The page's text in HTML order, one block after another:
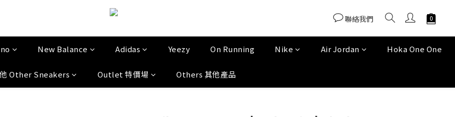
聯絡我們
New Balance Adidas Yeezy On Running Nike Air Jordan Hoka One One
Other Sneakers Outlet 特價場 Others 其他產品